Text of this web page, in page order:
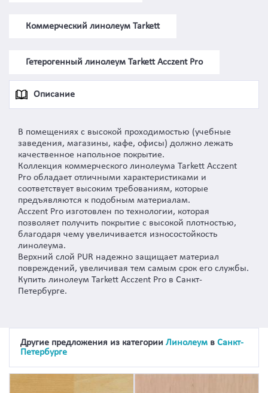
Коммерческий линолеум Tarkett
Гетерогенный линолеум Tarkett Acczent Pro
Описание
В помещениях с высокой проходимостью (учебные
заведения, магазины, кафе, офисы) должно лежать
качественное напольное покрытие.
Коллекция коммерческого линолеума Tarkett Acczent
Pro обладает отличными характеристиками и
соответствует высоким требованиям, которые
предъявляются к подобным материалам.
Acczent Pro изготовлен по технологии, которая
позволяет получить покрытие с высокой плотностью,
благодаря чему увеличивается износостойкость
линолеума.
Верхний слой PUR надежно защищает материал
повреждений, увеличивая тем самым срок его службы.
Купить линолеум Tarkett Acczent Pro в Санкт-
Петербурге.
Другие предложения из категории Линолеум в Санкт-
Петербурге